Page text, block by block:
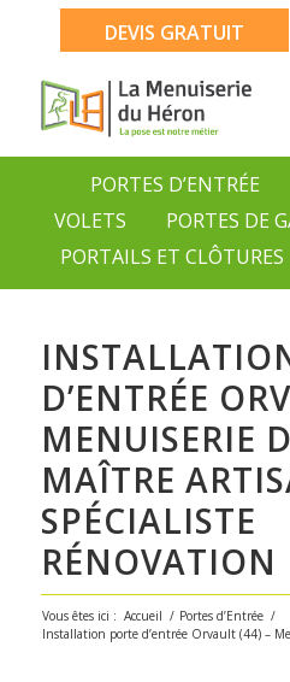
DEVIS GRATUIT
PORTES D’ENTRÉE
VOLETS
PORTES DE
PORTAILS ET CLÔTURES
D’ENTRÉE
MENUISERIE
MAÎTRE
SPÉCIALISTE
RÉNOVATION
Vous êtes ici : Accueil / Portes d’Entrée /
Installation porte d’entrée Orvault (44) –